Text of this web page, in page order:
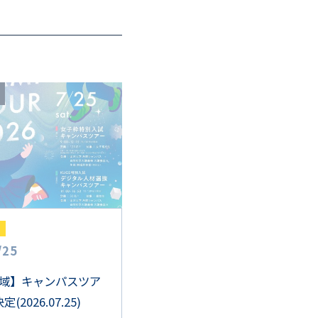
25
】キャンパスツア
定(2026.07.25)